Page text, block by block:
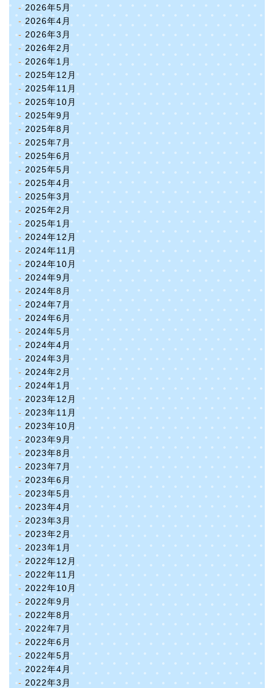
2026年5月
2026年4月
2026年3月
2026年2月
2026年1月
2025年12月
2025年11月
2025年10月
2025年9月
2025年8月
2025年7月
2025年6月
2025年5月
2025年4月
2025年3月
2025年2月
2025年1月
2024年12月
2024年11月
2024年10月
2024年9月
2024年8月
2024年7月
2024年6月
2024年5月
2024年4月
2024年3月
2024年2月
2024年1月
2023年12月
2023年11月
2023年10月
2023年9月
2023年8月
2023年7月
2023年6月
2023年5月
2023年4月
2023年3月
2023年2月
2023年1月
2022年12月
2022年11月
2022年10月
2022年9月
2022年8月
2022年7月
2022年6月
2022年5月
2022年4月
2022年3月